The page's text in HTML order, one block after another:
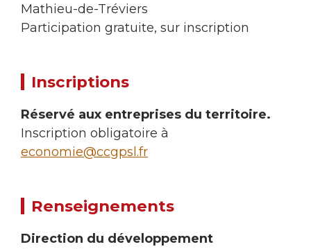
Mathieu-de-Tréviers
Participation gratuite, sur inscription
Inscriptions
Réservé aux entreprises du territoire.
Inscription obligatoire à
economie@ccgpsl.fr
Renseignements
Direction du développement